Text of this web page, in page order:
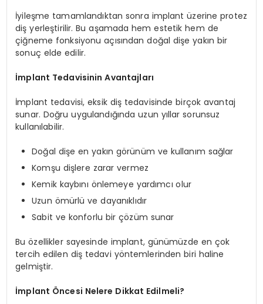
İyileşme tamamlandıktan sonra implant üzerine protez
diş yerleştirilir. Bu aşamada hem estetik hem de
çiğneme fonksiyonu açısından doğal dişe yakın bir
sonuç elde edilir.
İmplant Tedavisinin Avantajları
İmplant tedavisi, eksik diş tedavisinde birçok avantaj
sunar. Doğru uygulandığında uzun yıllar sorunsuz
kullanılabilir.
Doğal dişe en yakın görünüm ve kullanım sağlar
Komşu dişlere zarar vermez
Kemik kaybını önlemeye yardımcı olur
Uzun ömürlü ve dayanıklıdır
Sabit ve konforlu bir çözüm sunar
Bu özellikler sayesinde implant, günümüzde en çok
tercih edilen diş tedavi yöntemlerinden biri haline
gelmiştir.
İmplant Öncesi Nelere Dikkat Edilmeli?